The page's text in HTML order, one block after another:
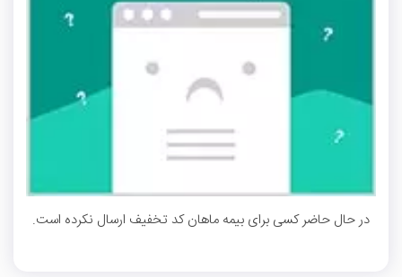
در حال حاضر کسی برای بیمه ماهان کد تخفیف ارسال نکرده است.